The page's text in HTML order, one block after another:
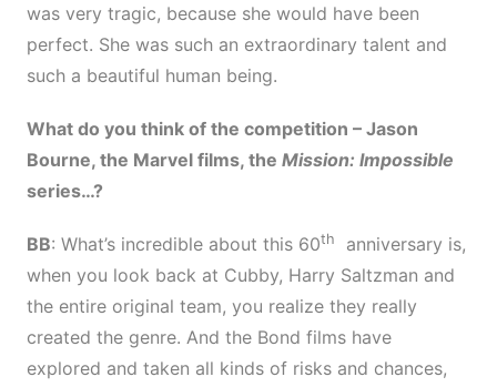
was very tragic, because she would have been
perfect. She was such an extraordinary talent and
such a beautiful human being.
What do you think of the competition –Jason
Bourne, the Marvel films, the Mission: Impossible
series…?
BB: What’s incredible about this 60th
anniversary is,
when you look back at Cubby, Harry Saltzman and
the entire original team, you realize they really
created the genre. And the Bond films have
explored and taken all kinds of risks and chances,